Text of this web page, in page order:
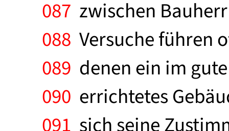
087 zwischen
088 Versuche führen
089 denen ein im
090 errichtetes